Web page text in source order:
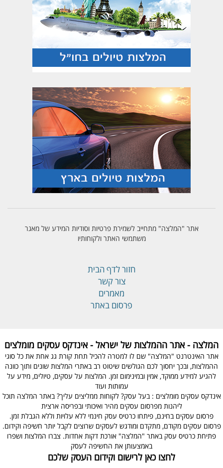
אתר "המלצה" מתחייב לשמירת פרטיות וסודיות המידע של מאגר
משתמשי האתר ולקוחותיו
חזור לדף הבית
צור קשר
מאמרים
פרסום באתר
המלצה - אתר ההמלצות של ישראל - אינדקס עסקים מומלצים
אתר האינטרנט "המלצה" שם לו למטרה להכיל תחת קורת גג אחת את כל סוגי
ההמלצות, ובכך יחסוך לכם הגולשים שיטוט רב באתרי המלצות שונים ותוך כוונה
להגיע למידע ממוקד, אמין ובמינימום זמן. המלצות על עסקים, טיולים, מידע על
עמותות ועוד
אינדקס עסקים מומלצים : בעל עסק? לקוחות ממליצים עליך? באתר המלצה תוכל
ליהנות מפרסום עסקים מהיר ואיכותי ובפריסה ארצית
פרסום עסקים בחינם, פיתחו כרטיס עסק חינמי ללא עלויות וללא הגבלת זמן.
פרסום עסקים מקודם, מתקדם ומודגש לעסקים שרוצים לקבל יותר חשיפה וקידום.
פתיחת כרטיס עסק באתר "המלצה" אורכת דקות אחדות. צברו המלצות ושפרו
באמצעותן את החשיפה לעסק
לחצו כאן לרישום וקידום העסק שלכם